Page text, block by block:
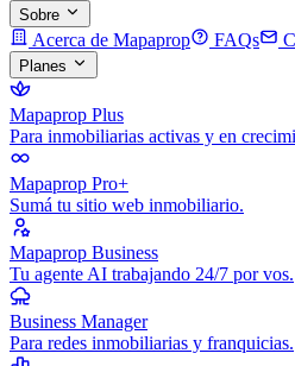
Sobre
Acerca de Mapaprop FAQs
Planes
Mapaprop Plus
Para inmobiliarias activas y en
Mapaprop Pro+
Sumá tu sitio web inmobiliario.
Mapaprop Business
Tu agente AI trabajando 24/7 por vos.
Business Manager
Para redes inmobiliarias y franquicias.